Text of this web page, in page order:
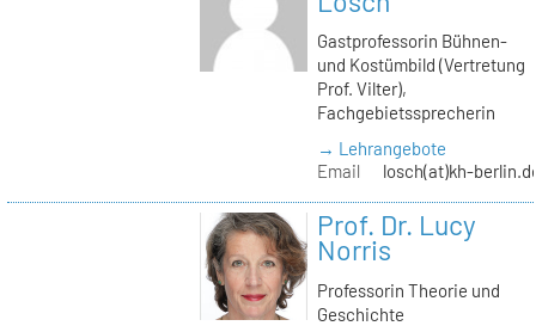
Gastprofessorin Bühnen-
und Kostümbild (Vertretung
Prof. Vilter),
Fachgebietssprecherin
→ Lehrangebote
Email
losch(at)kh-
Prof. Dr. Lucy
Norris
Professorin Theorie und
Geschichte